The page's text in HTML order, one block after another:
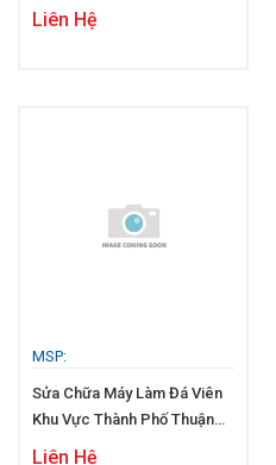
Liên Hệ
MSP:
Sửa Chữa Máy Làm Đá Viên
Khu Vực Thành Phố Thuận
An
Liên Hệ